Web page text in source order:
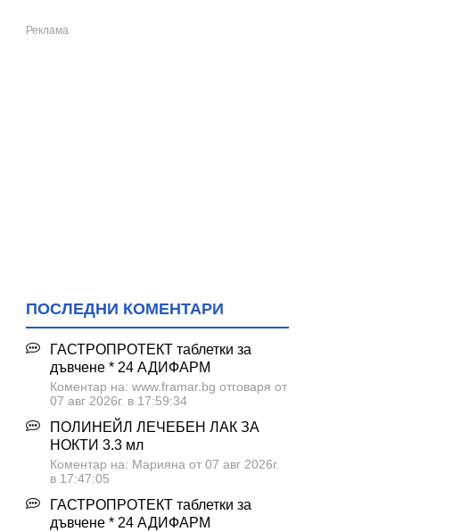
ПОСЛЕДНИ КОМЕНТАРИ
ГАСТРОПРОТЕКТ таблетки за
дъвчене * 24 АДИФАРМ
Коментар на: www.framar.bg отговаря от
07 авг 2026г. в 17:59:34
ПОЛИНЕЙЛ ЛЕЧЕБЕН ЛАК ЗА
НОКТИ 3.3 мл
Коментар на: Марияна от 07 авг 2026г.
в 17:47:05
ГАСТРОПРОТЕКТ таблетки за
дъвчене * 24 АДИФАРМ